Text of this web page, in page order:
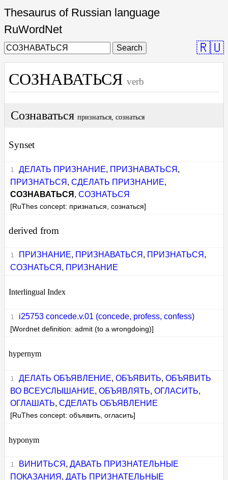
Thesaurus of Russian language
RuWordNet
Search 🇷🇺
СОЗНАВАТЬСЯ verb
Сознаваться признаться, сознаться
Synset
ДЕЛАТЬ ПРИЗНАНИЕ, ПРИЗНАВАТЬСЯ ,
ПРИЗНАТЬСЯ ,СДЕЛАТЬ ПРИЗНАНИЕ,
СОЗНАВАТЬСЯ ,СОЗНАТЬСЯ
[RuThes concept: признаться, сознаться]
derived from
ПРИЗНАНИЕ, ПРИЗНАВАТЬСЯ , ПРИЗНАТЬСЯ ,
СОЗНАТЬСЯ , ПРИЗНАНИЕ
Interlingual Index
i25753 concede.v.01 (concede, profess, confess)
[Wordnet definition: admit (to a wrongdoing)]
hypernym
ДЕЛАТЬ ОБЪЯВЛЕНИЕ, ОБЪЯВИТЬ, ОБЪЯВИТЬ
ВО ВСЕУСЛЫШАНИЕ,ОБЪЯВЛЯТЬ,ОГЛАСИТЬ,
ОГЛАШАТЬ,СДЕЛАТЬ ОБЪЯВЛЕНИЕ
[RuThes concept: объявить, огласить]
hyponym
ВИНИТЬСЯ , ДАВАТЬ ПРИЗНАТЕЛЬНЫЕ
ПОКАЗАНИЯ ,ДАТЬ ПРИЗНАТЕЛЬНЫЕ